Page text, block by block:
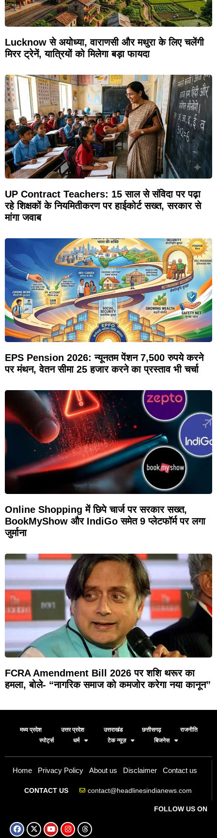
Lucknow से अयोध्या, वाराणसी और मथुरा के लिए चलेंगी
मिरर ट्रेनें, यात्रियों को मिलेगा बड़ा फायदा
UP Contract Teachers: 15 साल से संविदा पर पढ़ा
रहे शिक्षकों के नियमितीकरण पर हाईकोर्ट सख्त, सरकार से
मांगा जवाब
EPS Pension 2026: न्यूनतम पेंशन 7,500 रुपये करने
पर मंथन, वेतन सीमा 25 हजार करने का प्रस्ताव भी चर्चा
Online Shopping में छिपे चार्ज पर सरकार सख्त,
BookMyShow और IndiGo समेत 9 प्लेटफॉर्म पर लगा
जुर्माना
FCRA Amendment Bill 2026 पर शशि थरूर का
हमला, बोले- “नागरिक समाज को कमजोर करेगा नया कानून”
मध्य प्रदेश उत्तर प्रदेश उत्तराखंड छत्तीसगढ़
राजनीति
स्पोर्ट्स
धर्म टेक न्यूज़ बिजनेस
Home Privacy Policy About us Disclaimer Contact us
CONTACT US contact@headlinesindianews.com
FOLLOW US ON